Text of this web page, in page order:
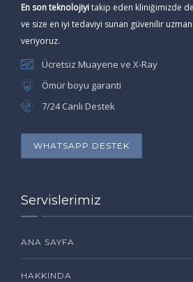
En son teknolojiyitakip eden kliniğimizde
ve size en iyi tedaviyi sunan güvenilir
veriyoruz.
Ücretsiz Muayene ve X-Ray
Ömür boyu garanti
7/24 Canlı Destek
WHATSAPP DESTEK
Servislerimiz
ANA SAYFA
HAKKINDA